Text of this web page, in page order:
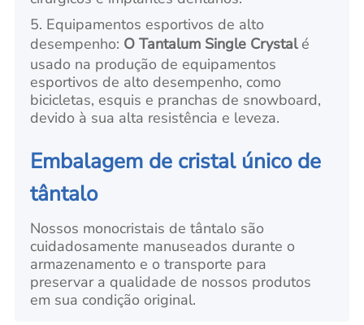
5. Equipamentos esportivos de alto
desempenho: O Tantalum Single Crystalé
usado na produção de equipamentos
esportivos de alto desempenho, como
bicicletas, esquis e pranchas de snowboard,
devido à sua alta resistência e leveza.
Embalagem de cristal único de
tântalo
Nossos monocristais de tântalo são
cuidadosamente manuseados durante o
armazenamento e o transporte para
preservar a qualidade de nossos produtos
em sua condição original.